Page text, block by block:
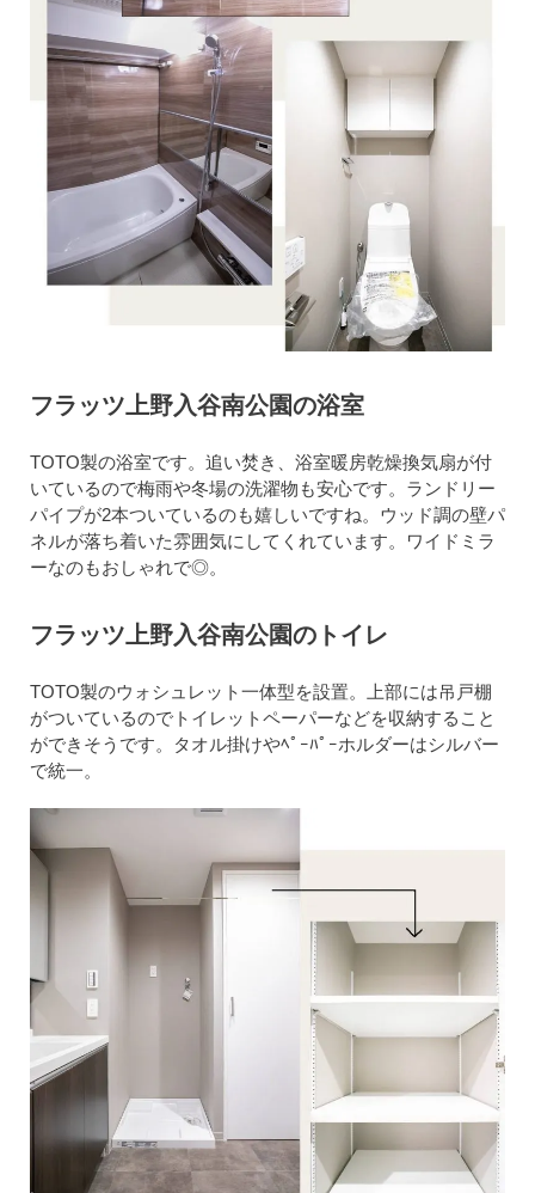
フラッツ上野入谷南公園の浴室
TOTO製の浴室です。追い焚き、浴室暖房乾燥換気扇が付
いているので梅雨や冬場の洗濯物も安心です。ランドリー
パイプが2本ついているのも嬉しいですね。ウッド調の壁パ
ネルが落ち着いた雰囲気にしてくれています。ワイドミラ
ーなのもおしゃれで◎。
フラッツ上野入谷南公園のトイレ
TOTO製のウォシュレット一体型を設置。上部には吊戸棚
がついているのでトイレットペーパーなどを収納すること
ができそうです。タオル掛けやﾍﾟｰﾊﾟｰホルダーはシルバー
で統一。